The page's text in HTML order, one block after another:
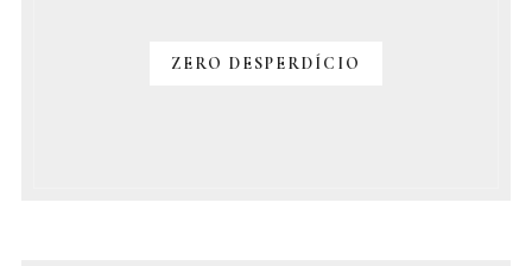
ZERO DESPERDÍCIO